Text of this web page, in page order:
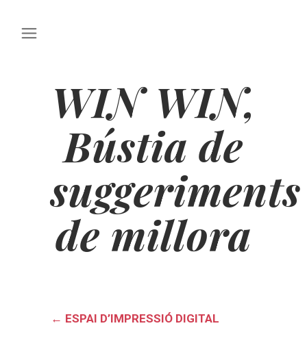
WIN WIN,
Bústia de
suggeriments
de millora
← ESPAI D’IMPRESSIÓ DIGITAL